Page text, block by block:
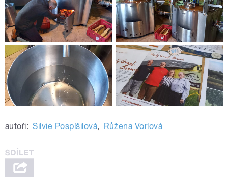
autoři: Silvie Pospíšilová, Růžena Vorlová